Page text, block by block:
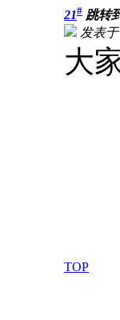
21# 跳转
发表于
大
TOP